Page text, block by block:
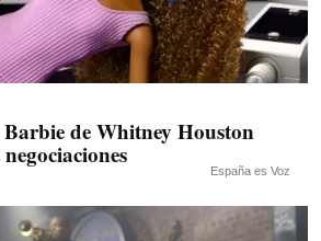
de Whitney Houston
España es Voz